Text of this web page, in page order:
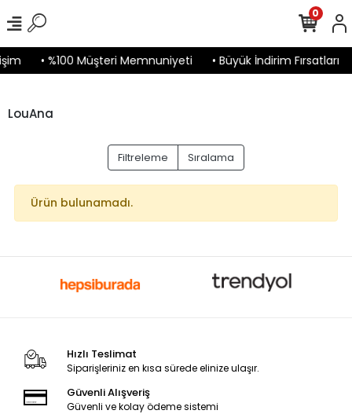
• %100 Müşteri Memnuniyeti • Büyük İndirim Fırsatları
0
LouAna
Filtreleme Sıralama
Ürün bulunamadı.
Hızlı Teslimat
Siparişleriniz en kısa sürede elinize ulaşır.
Güvenli Alışveriş
Güvenli ve kolay ödeme sistemi